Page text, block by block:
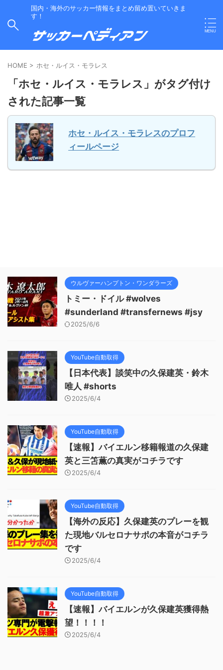
国内・海外のサッカー情報をまとめ留め置いていきま
す！
HOME > ホセ・ルイス・モラレス
「ホセ・ルイス・モラレス」がタグ付け
された記事一覧
ホセ・ルイス・モラレスのプロフ
ィールページ
ウルヴァーハンプトン・ワンダラーズ
トミー・ドイル #wolves
#sunderland #transfernews #jsy
2025/6/6
YouTube自動取得
【日本代表】談笑中の久保建英・鈴木
唯人 #shorts
2025/6/4
YouTube自動取得
【速報】バイエルン移籍報道の久保建
英と三笘薫の真実がコチラです
2025/6/4
YouTube自動取得
【海外の反応】久保建英のプレーを観
た現地バルセロナサポの本音がコチラ
です
2025/6/4
YouTube自動取得
【速報】バイエルンが久保建英獲得熱
望！！！！
2025/6/4